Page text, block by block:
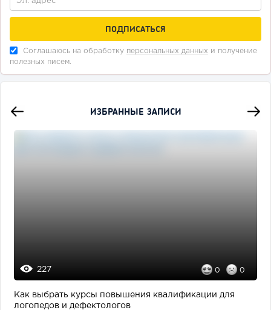
Соглашаюсь на обработку персональных данных и получение
полезных писем.
ИЗБРАННЫЕ ЗАПИСИ
227 0 0
Как выбрать курсы повышения квалификации для
логопедов и дефектологов